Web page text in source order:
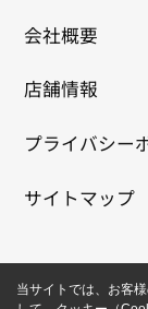
会社概要
店舗情報
プライバシー
サイトマップ
当サイトでは、お客